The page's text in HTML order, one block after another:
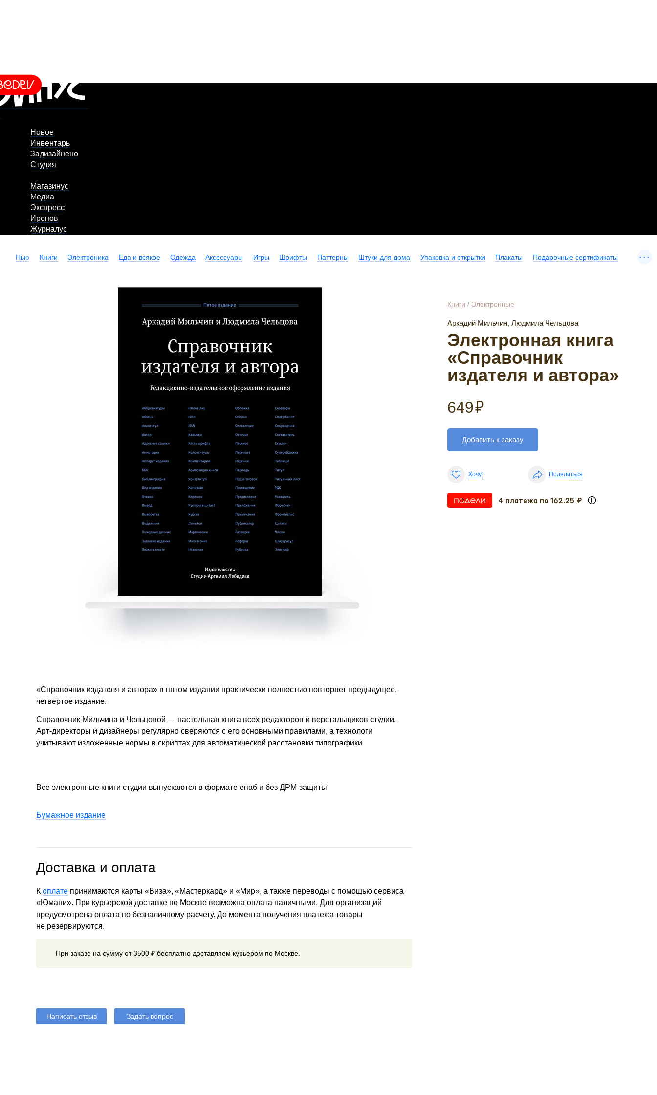
Новое
Инвентарь
Задизайнено
Студия
Магазинус
Медиа
Экспресс
Иронов
Журналус
Нью Книги Электроника Еда и всякое Одежда Аксессуары Игры Шрифты Паттерны Штуки для дома Упаковка и открытки Плакаты Подарочные сертификаты ...
Книги / Электронные
Аркадий Мильчин, Людмила Чельцова
Электронная книга
«Справочник
издателя и автора»
649₽
Добавить к заказу
Хочу! Поделиться
4 платежа по 162.25 ₽
«Справочник издателя и автора» в пятом издании практически полностью повторяет предыдущее,
четвертое издание.
Справочник Мильчина и Чельцовой — настольная книга всех редакторов и верстальщиков студии.
Арт-директоры и дизайнеры регулярно сверяются с его основными правилами, а технологи
учитывают изложенные нормы в скриптах для автоматической расстановки типографики.
Все электронные книги студии выпускаются в формате епаб и без ДРМ-защиты.
Бумажное издание
Доставка и оплата
К оплате принимаются карты «Виза», «Мастеркард» и «Мир», а также переводы с помощью сервиса
«Юмани». При курьерской доставке по Москве возможна оплата наличными. Для организаций
предусмотрена оплата по безналичному расчету. До момента получения платежа товары
не резервируются.
При заказе на сумму от 3500 ₽ бесплатно доставляем курьером по Москве.
Написать отзыв Задать вопрос